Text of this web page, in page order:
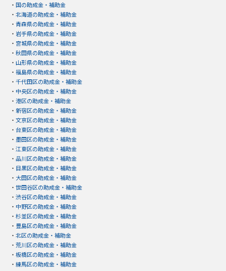
・ 国の助成金・補助金
・ 北海道の助成金・補助金
・ 青森県の助成金・補助金
・ 岩手県の助成金・補助金
・ 宮城県の助成金・補助金
・ 秋田県の助成金・補助金
・ 山形県の助成金・補助金
・ 福島県の助成金・補助金
・ 千代田区の助成金・補助金
・ 中央区の助成金・補助金
・ 港区の助成金・補助金
・ 新宿区の助成金・補助金
・ 文京区の助成金・補助金
・ 台東区の助成金・補助金
・ 墨田区の助成金・補助金
・ 江東区の助成金・補助金
・ 品川区の助成金・補助金
・ 目黒区の助成金・補助金
・ 大田区の助成金・補助金
・ 世田谷区の助成金・補助金
・ 渋谷区の助成金・補助金
・ 中野区の助成金・補助金
・ 杉並区の助成金・補助金
・ 豊島区の助成金・補助金
・ 北区の助成金・補助金
・ 荒川区の助成金・補助金
・ 板橋区の助成金・補助金
・ 練馬区の助成金・補助金